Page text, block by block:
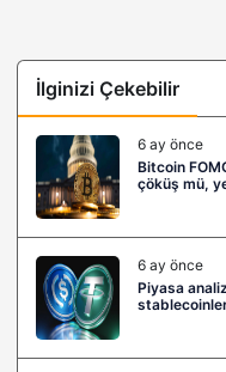
İlginizi Çekebilir
6 ay önce
Bitcoin
çöküş mü,
6 ay önce
Piyasa